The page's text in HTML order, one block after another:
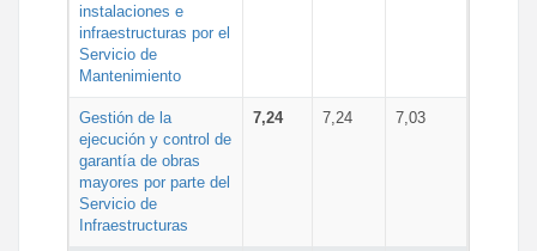
instalaciones e
infraestructuras por el
Servicio de
Mantenimiento
Gestión de la
ejecución y control de
garantía de obras
mayores por parte del
Servicio de
Infraestructuras
7,24 7,24 7,03